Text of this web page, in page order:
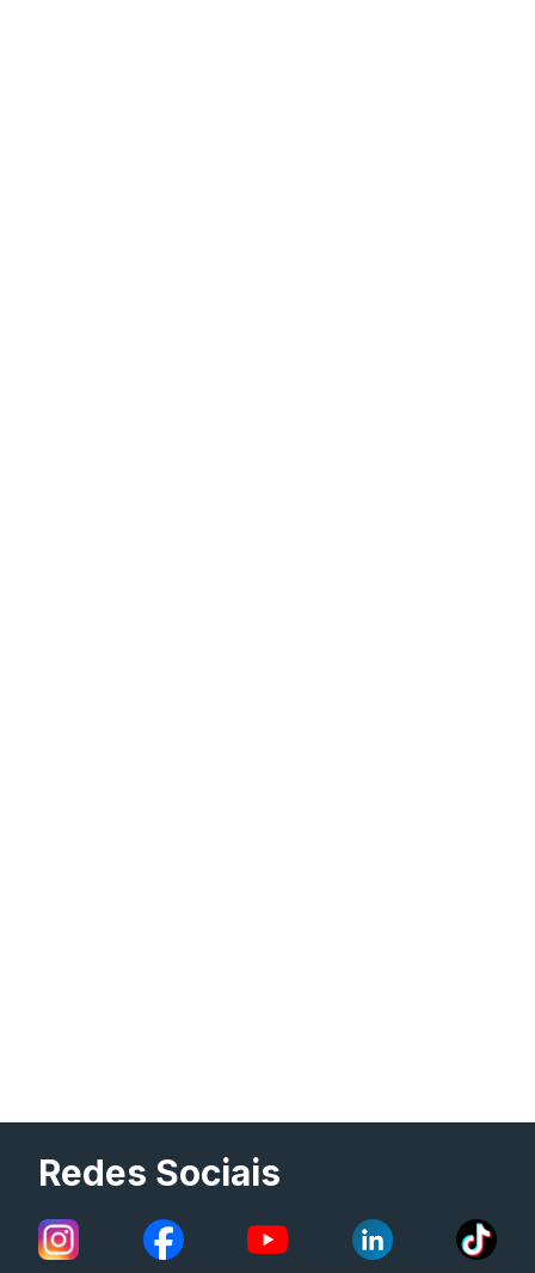
Redes Sociais